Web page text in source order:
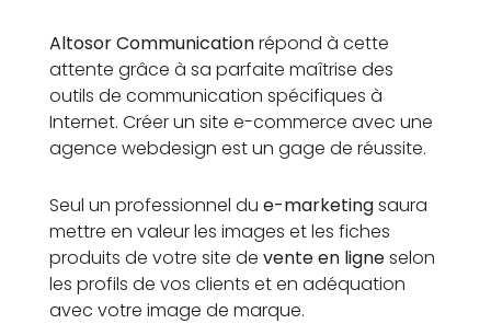
Altosor Communicationrépond à cette
attente grâce à sa parfaite maîtrise des
outils de communication spécifiques à
Internet. Créer un site e-commerce avec une
agence webdesign est un gage de réussite.
Seul un professionnel du e-marketingsaura
mettre en valeur les images et les fiches
produits de votre site de vente en ligneselon
les profils de vos clients et en adéquation
avec votre image de marque.